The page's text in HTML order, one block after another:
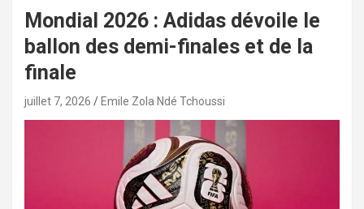
Mondial 2026 : Adidas dévoile le
ballon des demi-finales et de la
finale
juillet 7, 2026 Emile Zola Ndé Tchoussi